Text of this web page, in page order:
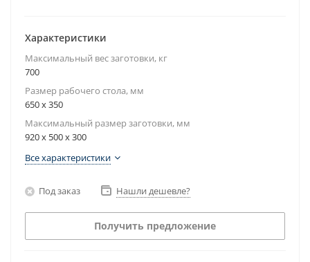
Характеристики
Максимальный вес заготовки, кг
700
Размер рабочего стола, мм
650 x 350
Максимальный размер заготовки, мм
920 x 500 x 300
Все характеристики
Под заказ Нашли дешевле?
Получить предложение